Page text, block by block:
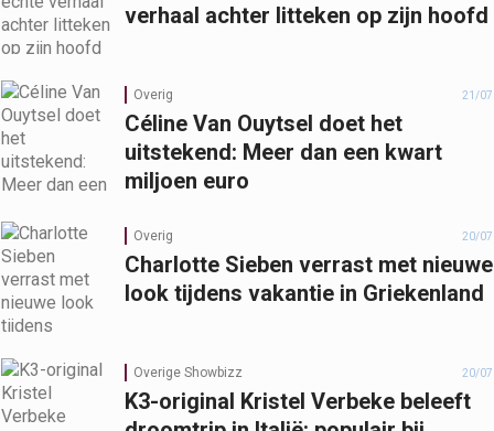
verhaal achter litteken op zijn hoofd
Overig 21/07
Céline Van Ouytsel doet het
uitstekend: Meer dan een kwart
miljoen euro
Overig 20/07
Charlotte Sieben verrast met nieuwe
look tijdens vakantie in Griekenland
Overige Showbizz 20/07
K3-original Kristel Verbeke beleeft